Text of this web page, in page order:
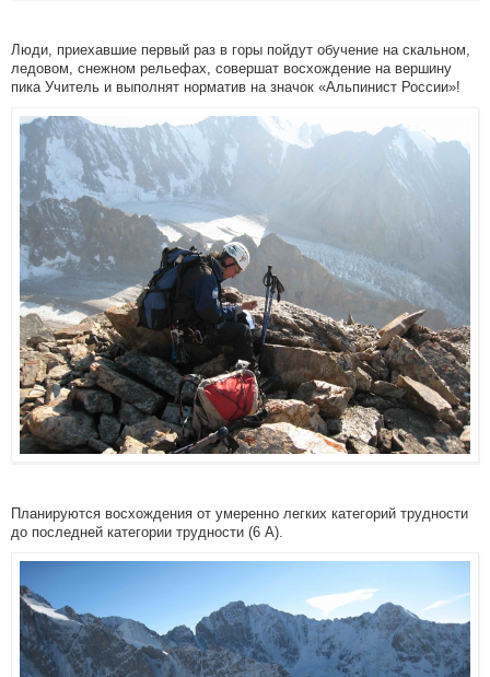
Люди, приехавшие первый раз в горы пойдут обучение на скальном,
ледовом, снежном рельефах, совершат восхождение на вершину
пика Учитель и выполнят норматив на значок «Альпинист России»!
Планируются восхождения от умеренно легких категорий трудности
до последней категории трудности (6 А).